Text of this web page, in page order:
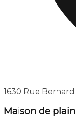
1630 Rue
Maison de